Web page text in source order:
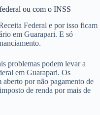
ou com o INSS
Federal e por isso ficam
em Guarapari. E só
problemas podem levar a
em Guarapari. Os
por não pagamento de
de renda por mais de